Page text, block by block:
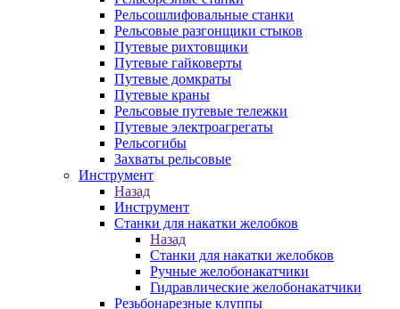
Рельсошлифовальные станки
Рельсовые разгонщики стыков
Путевые рихтовщики
Путевые гайковерты
Путевые домкраты
Путевые краны
Рельсовые путевые тележки
Путевые электроагрегаты
Рельсогибы
Захваты рельсовые
Инструмент
Назад
Инструмент
Станки для накатки желобков
Назад
Станки для накатки желобков
Ручные желобонакатчики
Гидравлические желобонакатчики
Резьбонарезные клуппы